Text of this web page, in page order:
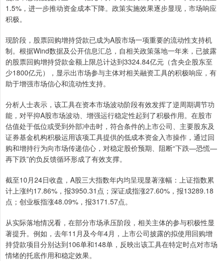
1.5%，进一步推动资金成本下降。政策实施效果逐步显现，市场响应
积极。
现阶段，股票回购增持贷款已成为A股市场一项重要的流动性支持机
制。根据Wind数据及公开信息汇总，自相关政策落地一年来，已披露
的股票回购增持贷款金额上限总计达到3324.84亿元（含央企股东至
少1800亿元），显示出市场参与主体对相关融资工具的积极响应，有
助于增强市场信心和流动性支持。
分析人士表示，该工具在资本市场波动阶段有效发挥了逆周期调节功
能，对平抑A股市场波动、增强运行稳定性起到了积极作用。在股市
估值处于低位或受到外部冲击时，符合条件的上市公司、主要股东及
证券基金机构积极运用该项工具提供的低成本资金入市操作，通过回
购和增持行为向市场传递信心，对稳定股价预期、阻断“下跌—恐慌—
再下跌”的负反馈循环形成了有效支撑。
截至10月24日收盘，A股三大指数年内均呈现显著涨幅：‌上证指数‌累
计上涨约17.86%，报3950.31点‌；‌深证成指‌涨27.60%，报13289.18
点；创业板指涨48.09%，报3171.57点。
从实际落地情况看，在部分市场承压阶段，相关主体的参与积极性显
著提升。例如，去年11月及今年4月，上市公司披露的拟使用回购增
持贷款项目分别达到106单和148单，反映出该工具在特定时点对市场
情绪的托底作用和稳定效果。